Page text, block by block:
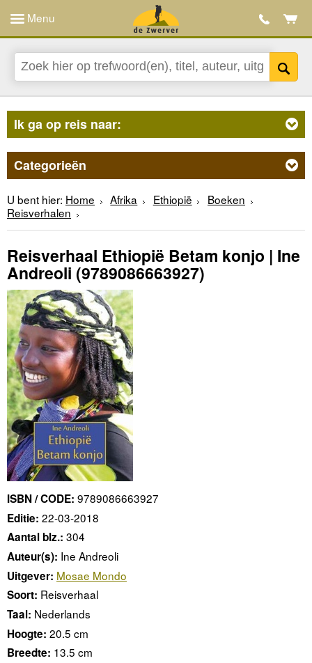
Menu
Ik ga op reis naar:
Categorieën
U bent hier: Home Afrika Ethiopië
Boeken
Reisverhalen
Reisverhaal Ethiopië Betam konjo | Ine
Andreoli (9789086663927)
ISBN / CODE: 9789086663927
Editie: 22-03-2018
Aantal blz.: 304
Auteur(s): Ine Andreoli
Uitgever: Mosae Mondo
Soort: Reisverhaal
Taal: Nederlands
Hoogte: 20.5 cm
Breedte: 13.5 cm